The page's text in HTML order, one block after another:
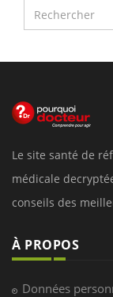
Le site santé de
médicale
conseils des
À PROPOS
Données